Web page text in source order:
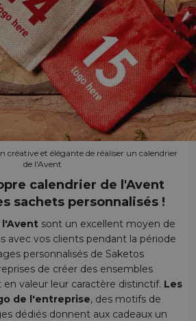
créative et élégante de réaliser un calendrier
de l'Avent
calendrier de l'Avent
sachets personnalisés !
l'Avent sont un excellent moyen de
avec vos clients pendant la période
personnalisés de Saketos
de créer des ensembles
valeur leur caractère distinctif. Les
de l'entreprise, des motifs de
dédiés donnent aux cadeaux un